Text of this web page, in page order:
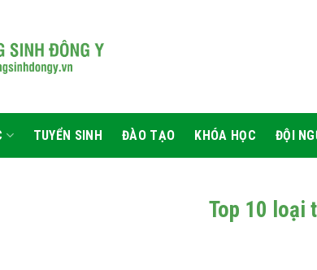
TUYỂN SINH ĐÀO TẠO KHÓA HỌC ĐỘI
Top 10 loại